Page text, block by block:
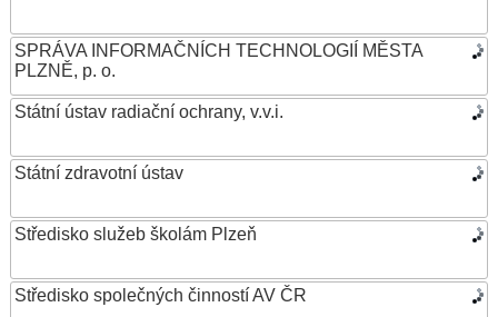
SPRÁVA INFORMAČNÍCH TECHNOLOGIÍ MĚSTA
PLZNĚ, p. o.
Státní ústav radiační ochrany, v.v.i.
Státní zdravotní ústav
Středisko služeb školám Plzeň
Středisko společných činností AV ČR